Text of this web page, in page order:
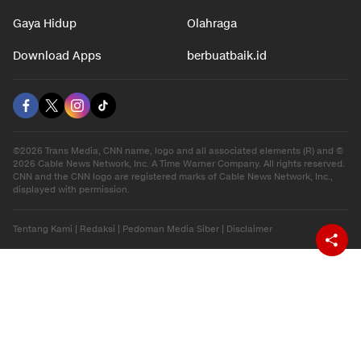
Gaya Hidup Olahraga
Download Apps berbuatbaik.id
©2026 Trans Media, CNN name, logo and all associated elements (R) and ©
2026 Cable News Network, Inc. A Time Warner Company. All rights reserved.
CNN and the CNN logo are registered marks of Cable News Network, Inc.,
displayed with permission.
Tentang Kami | Redaksi | Pedoman Media Siber | Disclaimer